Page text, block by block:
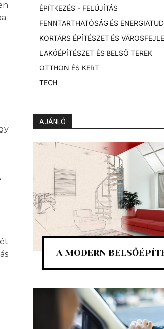
ÉPÍTKEZÉS - FELÚJÍTÁS
FENNTARTHATÓSÁG ÉS
KORTÁRS ÉPÍTÉSZET ÉS
LAKÓÉPÍTÉSZET ÉS BELSŐ TEREK
OTTHON ÉS KERT
TECH
AJÁNLÓ
A MODERN